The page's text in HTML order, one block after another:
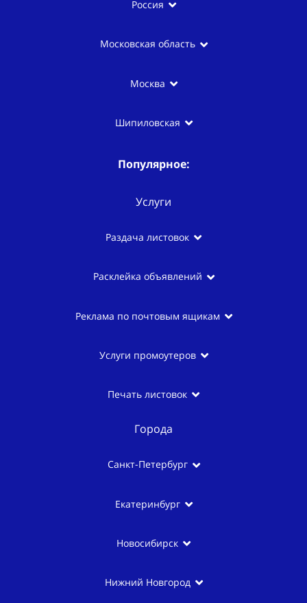
Россия
Московская область
Москва
Шипиловская
Популярное:
Услуги
Раздача листовок
Расклейка объявлений
Реклама по почтовым ящикам
Услуги промоутеров
Печать листовок
Города
Санкт-Петербург
Екатеринбург
Новосибирск
Нижний Новгород